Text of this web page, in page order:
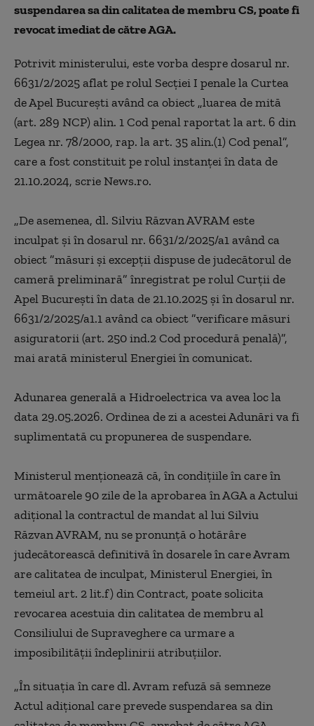
suspendarea sa din calitatea de membru CS, poate fi
revocat imediat de către AGA.
Potrivit ministerului, este vorba despre dosarul nr.
6631/2/2025 aflat pe rolul Secţiei I penale la Curtea
de Apel Bucureşti având ca obiect „luarea de mită
(art. 289 NCP) alin. 1 Cod penal raportat la art. 6 din
Legea nr. 78/2000, rap. la art. 35 alin.(1) Cod penal”,
care a fost constituit pe rolul instanţei în data de
21.10.2024, scrie News.ro.
„De asemenea, dl. Silviu Răzvan AVRAM este
inculpat şi în dosarul nr. 6631/2/2025/a1 având ca
obiect ”măsuri şi excepţii dispuse de judecătorul de
cameră preliminară” înregistrat pe rolul Curţii de
Apel Bucureşti în data de 21.10.2025 şi în dosarul nr.
6631/2/2025/a1.1 având ca obiect ”verificare măsuri
asiguratorii (art. 250 ind.2 Cod procedură penală)”,
mai arată ministerul Energiei în comunicat.
Adunarea generală a Hidroelectrica va avea loc la
data 29.05.2026. Ordinea de zi a acestei Adunări va fi
suplimentată cu propunerea de suspendare.
Ministerul menţionează că, în condiţiile în care în
următoarele 90 zile de la aprobarea în AGA a Actului
adiţional la contractul de mandat al lui Silviu
Răzvan AVRAM, nu se pronunţă o hotărâre
judecătorească definitivă în dosarele în care Avram
are calitatea de inculpat, Ministerul Energiei, în
temeiul art. 2 lit.f) din Contract, poate solicita
revocarea acestuia din calitatea de membru al
Consiliului de Supraveghere ca urmare a
imposibilităţii îndeplinirii atribuţiilor.
„În situaţia în care dl. Avram refuză să semneze
Actul adiţional care prevede suspendarea sa din